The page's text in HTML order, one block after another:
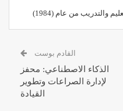
والتدريب من عام (1984)
القادم بوست
الذكاء الاصطناعي: محفز
لإدارة الصراعات وتطوير
القيادة